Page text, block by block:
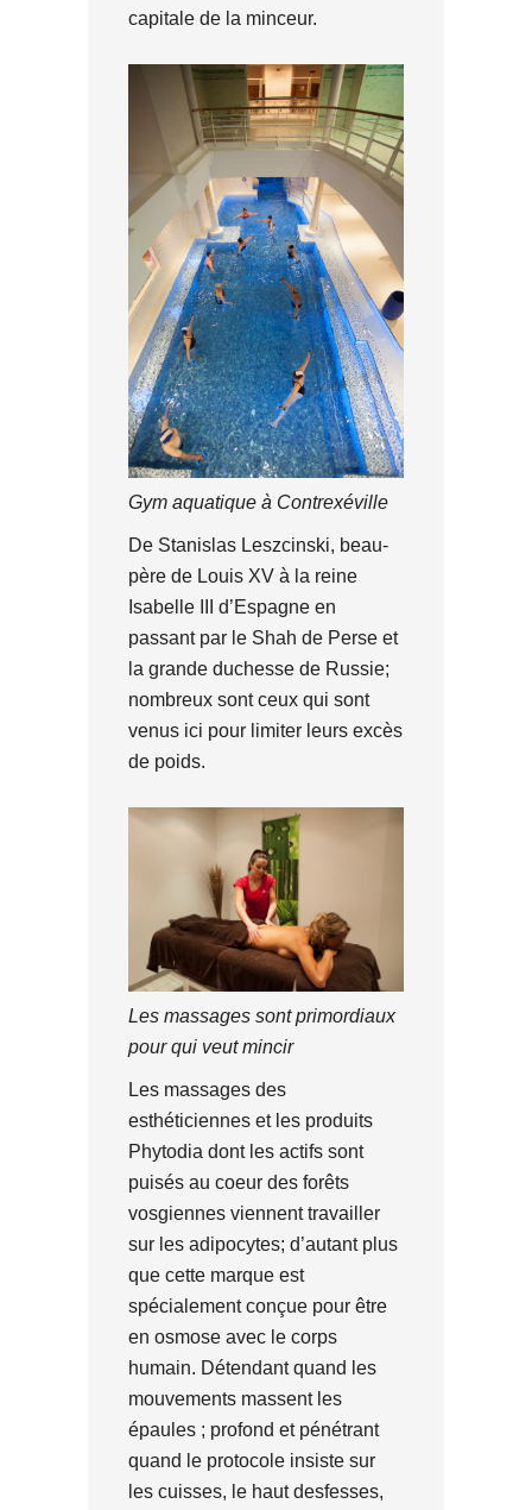
capitale de la minceur.
Gym aquatique à Contrexéville
De Stanislas Leszcinski, beau-
père de Louis XV à la reine
Isabelle III d’Espagne en
passant par le Shah de Perse et
la grande duchesse de Russie;
nombreux sont ceux qui sont
venus ici pour limiter leurs excès
de poids.
Les massages sont primordiaux
pour qui veut mincir
Les massages des
esthéticiennes et les produits
Phytodia dont les actifs sont
puisés au coeur des forêts
vosgiennes viennent travailler
sur les adipocytes; d’autant plus
que cette marque est
spécialement conçue pour être
en osmose avec le corps
humain. Détendant quand les
mouvements massent les
épaules ; profond et pénétrant
quand le protocole insiste sur
les cuisses, le haut desfesses,